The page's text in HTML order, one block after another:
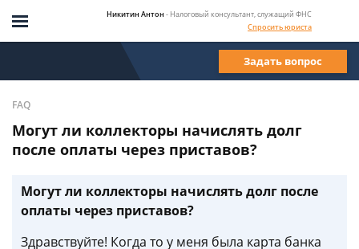
Никитин Антон - Налоговый консультант, служащий ФНС
Спросить юриста
Задать вопрос
FAQ
Могут ли коллекторы начислять долг
после оплаты через приставов?
Могут ли коллекторы начислять долг после
оплаты через приставов?
Здравствуйте! Когда то у меня была карта банка